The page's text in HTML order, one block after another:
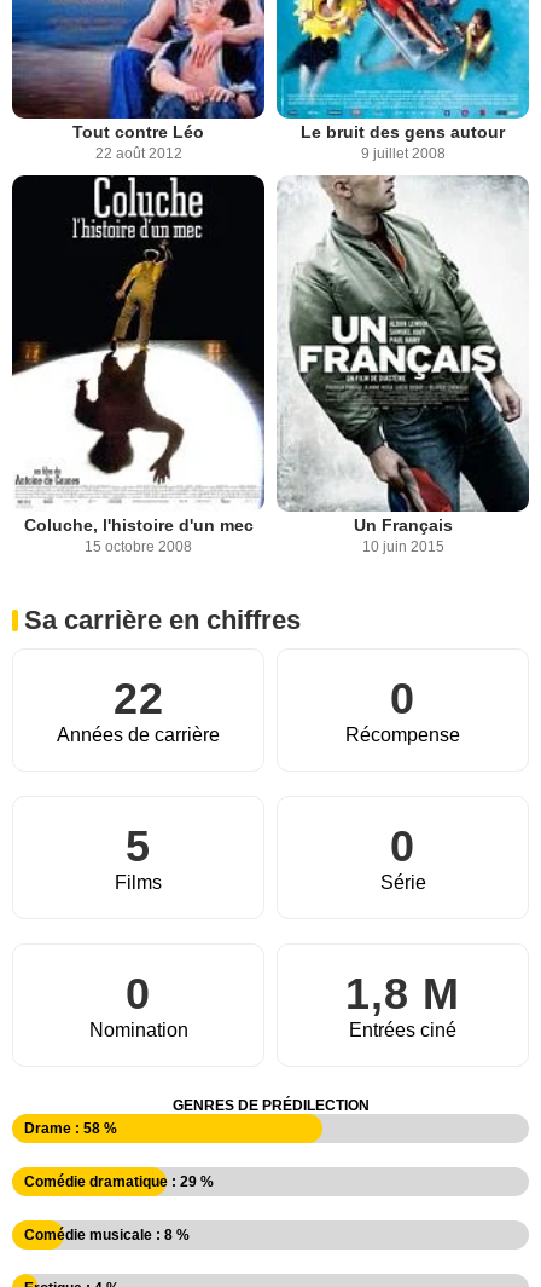
Tout contre Léo
22 août 2012
Le bruit des gens autour
9 juillet 2008
Coluche, l'histoire d'un mec
15 octobre 2008
Un Français
10 juin 2015
Sa carrière en chiffres
22
Années de carrière
0
Récompense
5
Films
0
Série
0
Nomination
1,8 M
Entrées ciné
GENRES DE PRÉDILECTION
Drame : 58 %
Comédie dramatique : 29 %
Comédie musicale : 8 %